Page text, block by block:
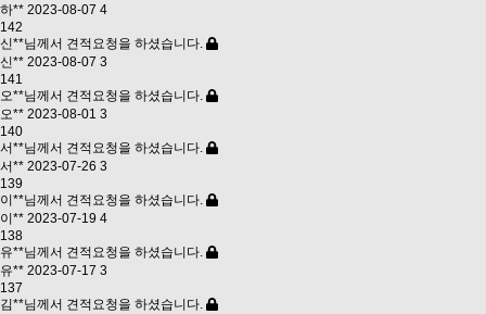
하** 2023-08-07 4
142
신**님께서 견적요청을 하셨습니다.
신** 2023-08-07 3
141
오**님께서 견적요청을 하셨습니다.
오** 2023-08-01 3
140
서**님께서 견적요청을 하셨습니다.
서** 2023-07-26 3
139
이**님께서 견적요청을 하셨습니다.
이** 2023-07-19 4
138
유**님께서 견적요청을 하셨습니다.
유** 2023-07-17 3
137
김**님께서 견적요청을 하셨습니다.